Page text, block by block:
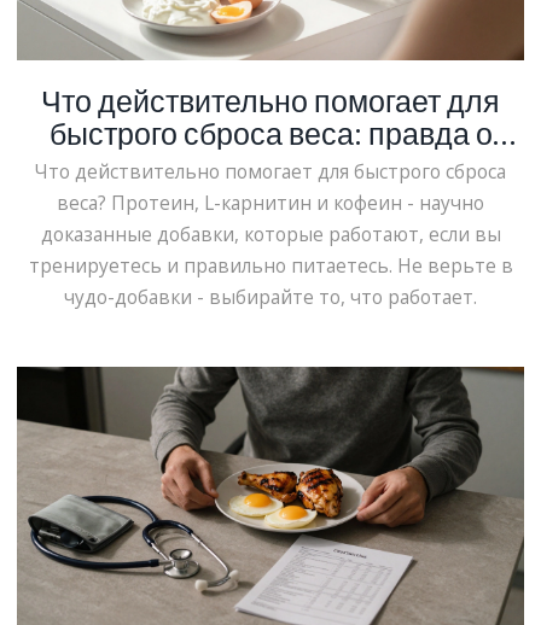
Что действительно помогает для
быстрого сброса веса: правда о
спортивном питании
Что действительно помогает для быстрого сброса
веса? Протеин, L-карнитин и кофеин - научно
доказанные добавки, которые работают, если вы
тренируетесь и правильно питаетесь. Не верьте в
чудо-добавки - выбирайте то, что работает.